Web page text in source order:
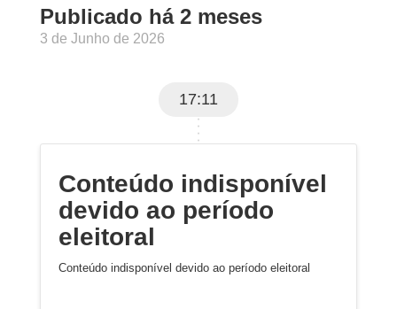
Publicado há 2 meses
3 de Junho de 2026
17:11
Conteúdo indisponível
devido ao período
eleitoral
Conteúdo indisponível devido ao período eleitoral